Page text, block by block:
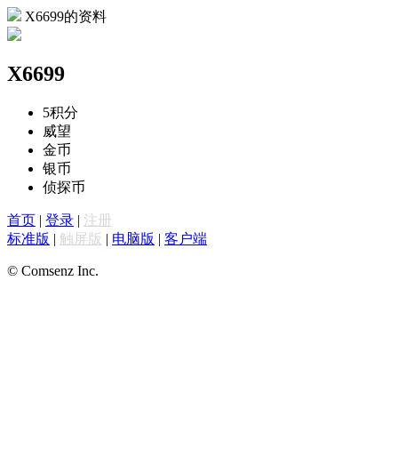
X6699的资料
X6699
5积分
威望
金币
银币
侦探币
首页 | 登录 | 注册
标准版 | 触屏版 | 电脑版 | 客户端
© Comsenz Inc.